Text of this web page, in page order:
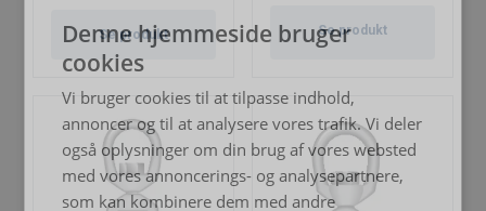
Se produkt Se produkt
ENGLISH TRANSLATION
Denne hjemmeside bruger
cookies
Vi bruger cookies til at tilpasse indhold,
annoncer og til at analysere vores trafik. Vi deler
også oplysninger om din brug af vores websted
med vores annoncerings- og analysepartnere,
som kan kombinere dem med andre